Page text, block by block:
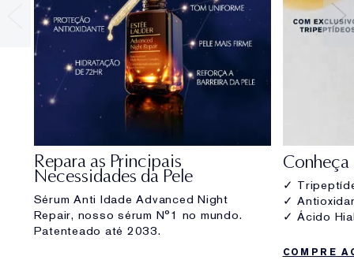
Repara as Principais
Necessidades da Pele
Sérum Anti Idade Advanced Night
Repair, nosso sérum N°1 no mundo.
Patenteado até 2033.
Conheça
✓
✓
✓ Ácido
COMPRE